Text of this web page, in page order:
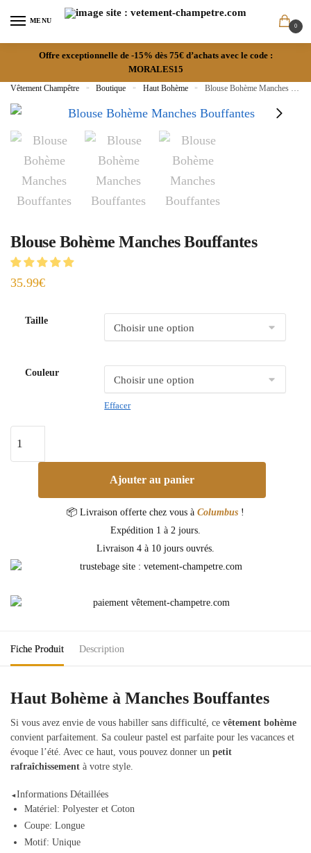
MENU
0
Offre exceptionnelle de -15% dès 75€ d’achats avec le code :
MORALES15
Vêtement Champêtre » Boutique » Haut Bohème » Blouse Bohème Manches Bouffantes
Blouse Bohème Manches Bouffantes
35.99€
Taille
Couleur
Effacer
Ajouter au panier
📦 Livraison offerte chez vous à Columbus !
Expédition 1 à 2 jours.
Livraison 4 à 10 jours ouvrés.
Fiche Produit Description
Haut Bohème à Manches Bouffantes
Si vous avez envie de vous habiller sans difficulté, ce vêtement bohème
convient parfaitement. Sa couleur pastel est parfaite pour les vacances et
évoque l’été. Avec ce haut, vous pouvez donner un petit
rafraîchissement à votre style.
◄Informations Détaillées
Matériel: Polyester et Coton
Coupe: Longue
Motif: Unique